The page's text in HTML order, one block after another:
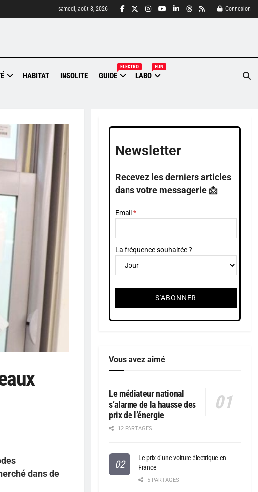
samedi, août 8, 2026 Connexion
HABITAT INSOLITE GUIDE
ELECTRO
LABO
FUN
dans de
Newsletter
Recevez les derniers articles
dans votre messagerie 📩
Email
La fréquence souhaitée ?
Vous avez aimé
Le médiateur national
s’alarme de la hausse des
prix de l’énergie
12 PARTAGES
Le prix d’une voiture électrique en
France
5 PARTAGES